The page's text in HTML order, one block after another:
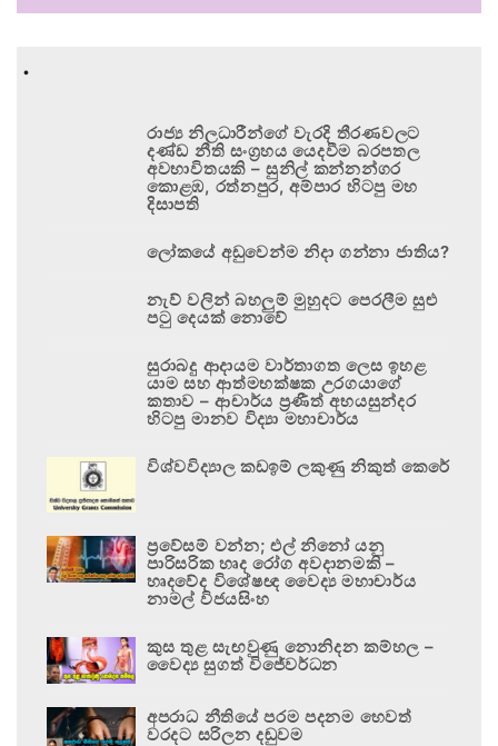
.
රාජ්‍ය නිලධාරීන්ගේ වැරදි තීරණවලට
දණ්ඩ නීති සංග්‍රහය යෙදවීම බරපතල
අවභාවිතයකි – සුනිල් කන්නන්ගර
කොළඹ, රත්නපුර, අම්පාර හිටපු මහ
දිසාපති
ලෝකයේ අඩුවෙන්ම නිදා ගන්නා ජාතිය?
නැව් වලින් බහලුම් මුහුදට පෙරලීම සුළු
පටු දෙයක් නොවේ
සුරාබදු ආදායම වාර්තාගත ලෙස ඉහළ
යාම සහ ආත්මභක්ෂක උරගයාගේ
කතාව – ආචාර්ය ප්‍රණීත් අභයසුන්දර
හිටපු මානව විද්‍යා මහාචාර්ය
විශ්වවිද්‍යාල කඩඉම් ලකුණු නිකුත් කෙරේ
ප්‍රවේසම් වන්න; එල් නිනෝ යනු
පාරිසරික හෘද රෝග අවදානමකි –
හෘදවේද විශේෂඥ වෛද්‍ය මහාචාර්ය
නාමල් විජයසිංහ
කුස තුළ සැඟවුණු නොනිදන කම්හල –
වෛද්‍ය සුගත් විජේවර්ධන
අපරාධ නීතියේ පරම පදනම හෙවත්
වරදට සරිලන දඬුවම